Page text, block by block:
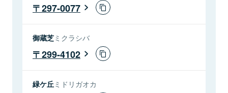
297-0077
御蔵芝ミクラシバ
299-4102
緑ケ丘 ミドリガオカ